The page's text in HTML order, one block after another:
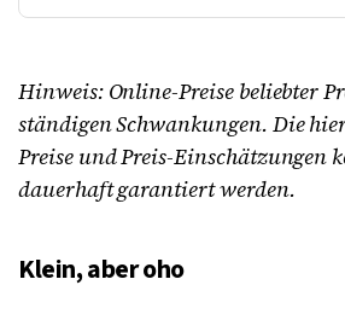
Hinweis: Online-Preise beliebter
ständigen Schwankungen. Die
Preise und Preis-Einschätzungen
dauerhaft garantiert werden.
Klein, aber oho